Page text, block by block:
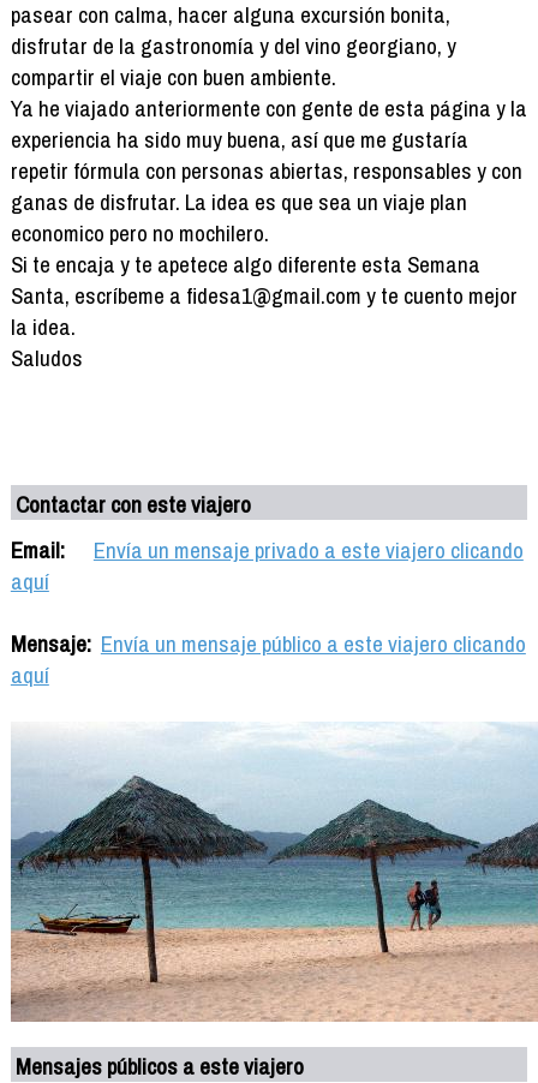
pasear con calma, hacer alguna excursión bonita,
disfrutar de la gastronomía y del vino georgiano, y
compartir el viaje con buen ambiente.
Ya he viajado anteriormente con gente de esta página y la
experiencia ha sido muy buena, así que me gustaría
repetir fórmula con personas abiertas, responsables y con
ganas de disfrutar. La idea es que sea un viaje plan
economico pero no mochilero.
Si te encaja y te apetece algo diferente esta Semana
Santa, escríbeme a fidesa1@gmail.com y te cuento mejor
la idea.
Saludos
Contactar con este viajero
Email:
Envía un mensaje privado a este viajero clicando
aquí
Mensaje: Envía un mensaje público a este viajero clicando
aquí
Mensajes públicos a este viajero